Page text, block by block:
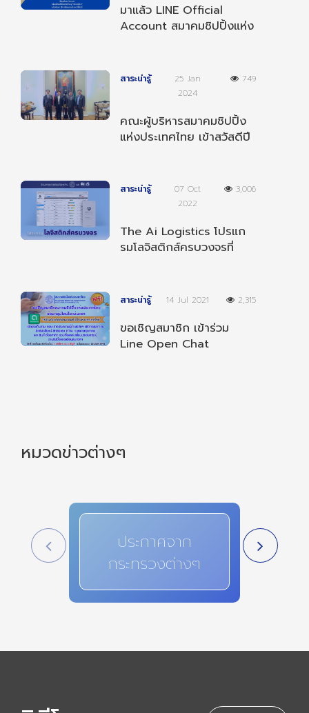
มาแล้ว LINE Official
Account สมาคมชิปปิ้งแห่ง
สาระน่ารู้
25 Jan
2024
749
คณะผู้บริหารสมาคมชิปปิ้ง
แห่งประเทศไทย เข้าสวัสดีปี
สาระน่ารู้
07 Oct
2022
3,006
The Ai Logistics โปรแก
รมโลจิสติกส์ครบวงจรที่
สาระน่ารู้ 14 Jul 2021 2,315
ขอเชิญสมาชิก เข้าร่วม
Line Open Chat
หมวดข่าวต่างๆ
ประกาศจาก
กระทรวงต่างๆ